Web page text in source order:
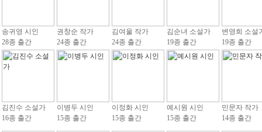
송귀영 시인
28종 출간
권창순 작가
24종 출간
김여울 작가
24종 출간
김순녀 소설가
19종 출간
변영희 소설
19종 출간
김진수 소설가
16종 출간
이병두 시인
15종 출간
이정화 시인
15종 출간
예시원 시인
15종 출간
민문자 작가
14종 출간